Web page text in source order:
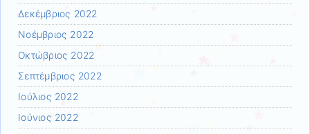
Δεκέμβριος 2022
Νοέμβριος 2022
Οκτώβριος 2022
Σεπτέμβριος 2022
Ιούλιος 2022
Ιούνιος 2022